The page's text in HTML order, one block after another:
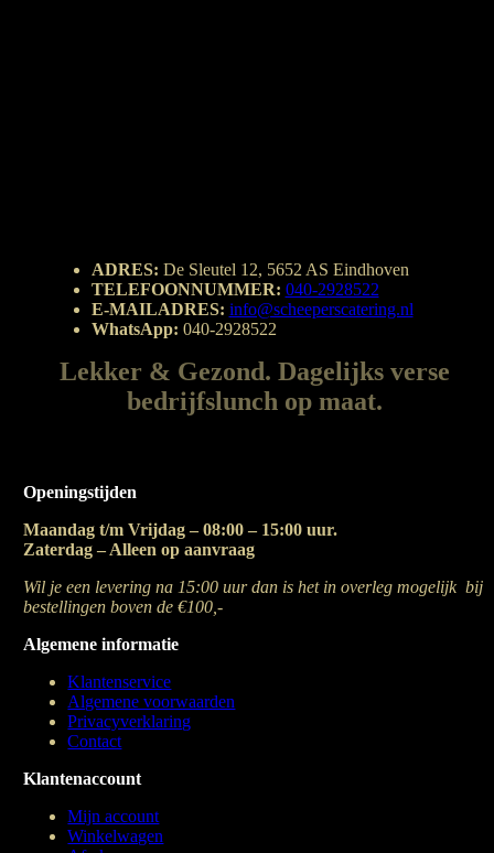
ADRES: De Sleutel 12, 5652 AS Eindhoven
TELEFOONNUMMER: 040-2928522
E-MAILADRES: info@scheeperscatering.nl
WhatsApp: 040-2928522
Lekker & Gezond. Dagelijks verse
bedrijfslunch op maat.
Openingstijden
Maandag t/m Vrijdag – 08:00 – 15:00 uur.
Zaterdag – Alleen op aanvraag
Wil je een levering na 15:00 uur dan is het in overleg mogelijk bij
bestellingen boven de €100,-
Algemene informatie
Klantenservice
Algemene voorwaarden
Privacyverklaring
Contact
Klantenaccount
Mijn account
Winkelwagen